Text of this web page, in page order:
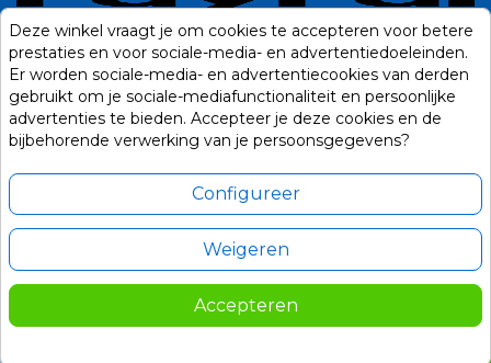
Deze winkel vraagt je om cookies te accepteren voor betere
prestaties en voor sociale-media- en advertentiedoeleinden.
Er worden sociale-media- en advertentiecookies van derden
gebruikt om je sociale-mediafunctionaliteit en persoonlijke
advertenties te bieden. Accepteer je deze cookies en de
bijbehorende verwerking van je persoonsgegevens?
Configureer
Weigeren
Accepteren